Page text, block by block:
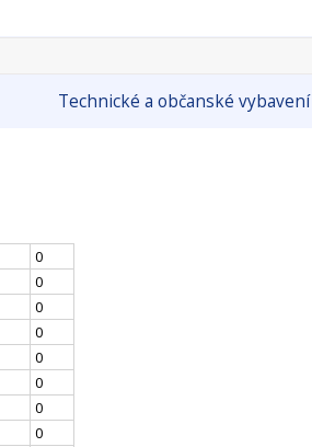
Technické a občanské vybavení
0
0
0
0
0
0
0
0